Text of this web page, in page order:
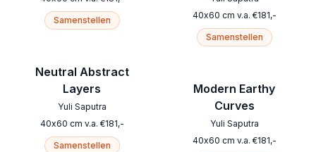
Samenstellen
Neutral Abstract
Layers
Yuli Saputra
40x60 cm v.a. €181,-
Samenstellen
40x60 cm v.a. €181,-
Samenstellen
Modern Earthy
Curves
Yuli Saputra
40x60 cm v.a. €181,-